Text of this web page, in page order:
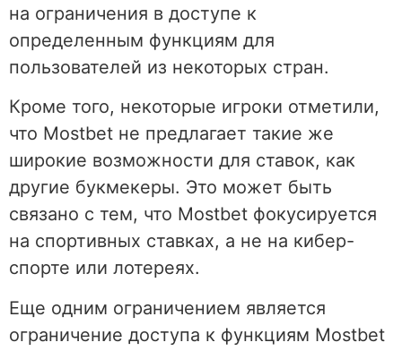
на ограничения в доступе к
определенным функциям для
пользователей из некоторых стран.
Кроме того, некоторые игроки отметили,
что Mostbet не предлагает такие же
широкие возможности для ставок, как
другие букмекеры. Это может быть
связано с тем, что Mostbet фокусируется
на спортивных ставках, а не на кибер-
спорте или лотереях.
Еще одним ограничением является
ограничение доступа к функциям Mostbet